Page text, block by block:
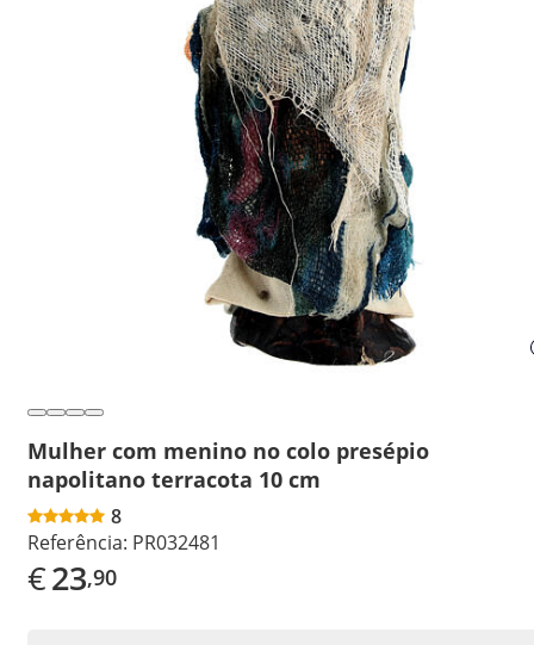
Mulher com menino no colo presépio
napolitano terracota 10 cm
8
Referência: PR032481
€23,90